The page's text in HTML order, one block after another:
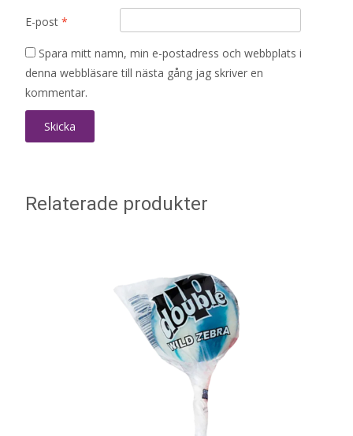
E-post *
Spara mitt namn, min e-postadress och webbplats i
denna webbläsare till nästa gång jag skriver en
kommentar.
Relaterade produkter